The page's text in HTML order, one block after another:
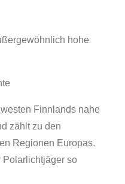
hohe
Finnlands nahe
zählt zu den
Regionen Europas.
Polarlichtjäger so